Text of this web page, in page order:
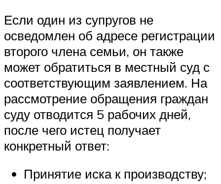
Если один из супругов не
осведомлен об адресе регистрации
второго члена семьи, он также
может обратиться в местный суд с
соответствующим заявлением. На
рассмотрение обращения граждан
суду отводится 5 рабочих дней,
после чего истец получает
конкретный ответ:
Принятие иска к производству;